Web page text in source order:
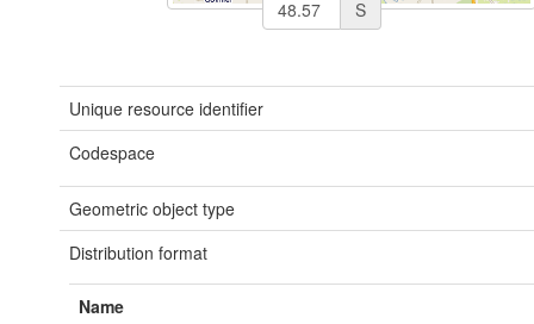
S
Unique resource identifier
Codespace
Geometric object type
Distribution format
Name